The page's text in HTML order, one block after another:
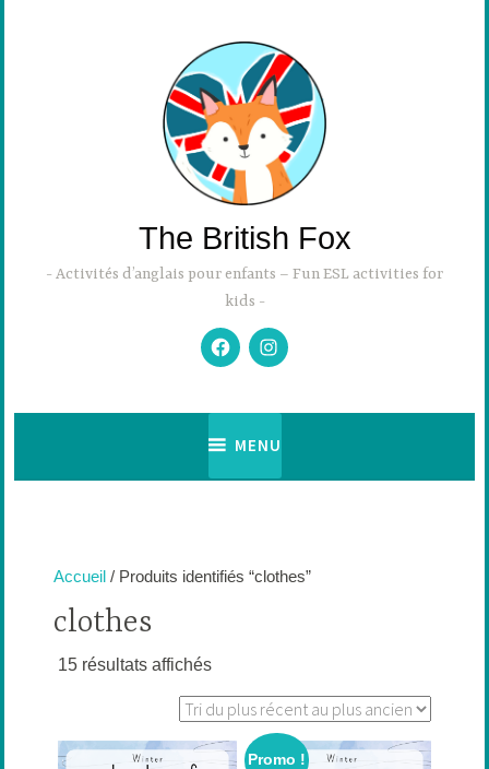
The British Fox
Activités d’anglais pour enfants – Fun ESL activities for
kids
FacebookInstagram
MENU
Accueil / Produits identifiés “clothes”
clothes
15 résultats affichésTrié
plus
récent
Promo !